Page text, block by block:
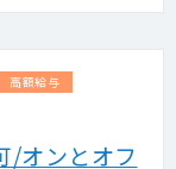
高額給与
/オンとオフ